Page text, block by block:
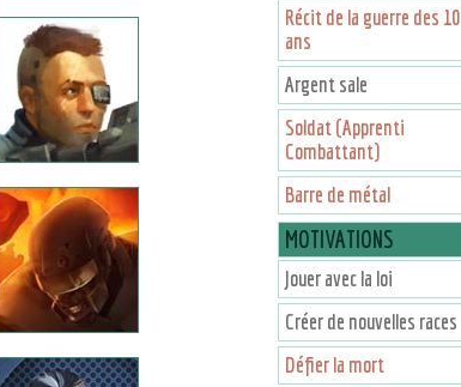
Récit de la guerre des 10
ans
Argent sale
Soldat (Apprenti
Combattant)
Barre de métal
MOTIVATIONS
Jouer avec la loi
Créer de nouvelles races
Défier la mort